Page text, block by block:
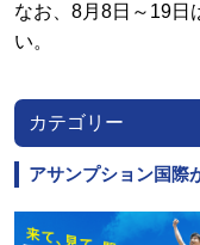
なお、8月8日～19日
い。
カテゴリー
アサンプション国際